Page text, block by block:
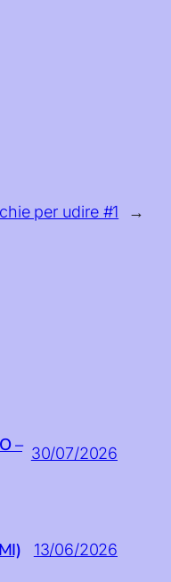
per udire #1 →
– 30/07/2026
13/06/2026